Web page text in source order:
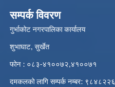
सम्पर्क विवरण
गुर्भाकोट नगरपालिका कार्यालय
शुभाघाट, सुर्खेत
फोन : ०८३-४१००७२,४१००७१
दमकलको लागि सम्पर्क नम्बर: